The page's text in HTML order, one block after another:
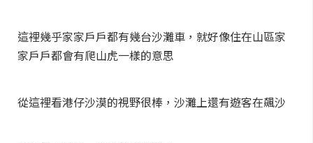
這裡幾乎家家戶戶都有幾台沙灘車，就好像住在山區家
家戶戶都會有爬山虎一樣的意思
從這裡看港仔沙漠的視野很棒，沙灘上還有遊客在飆沙